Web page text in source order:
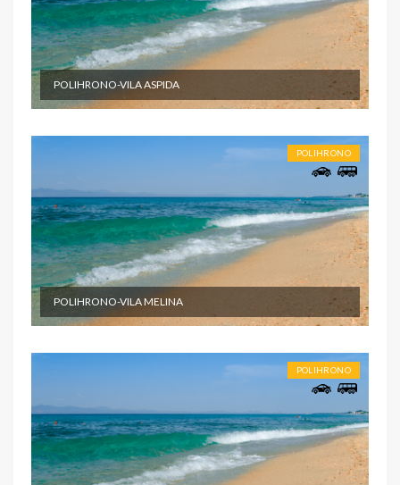
POLIHRONO-VILA ASPIDA
POLIHRONO
POLIHRONO-VILA MELINA
POLIHRONO